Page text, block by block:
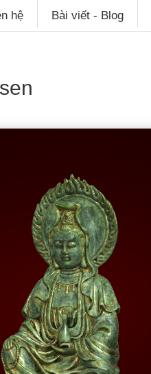
hệ Bài viết - Blog